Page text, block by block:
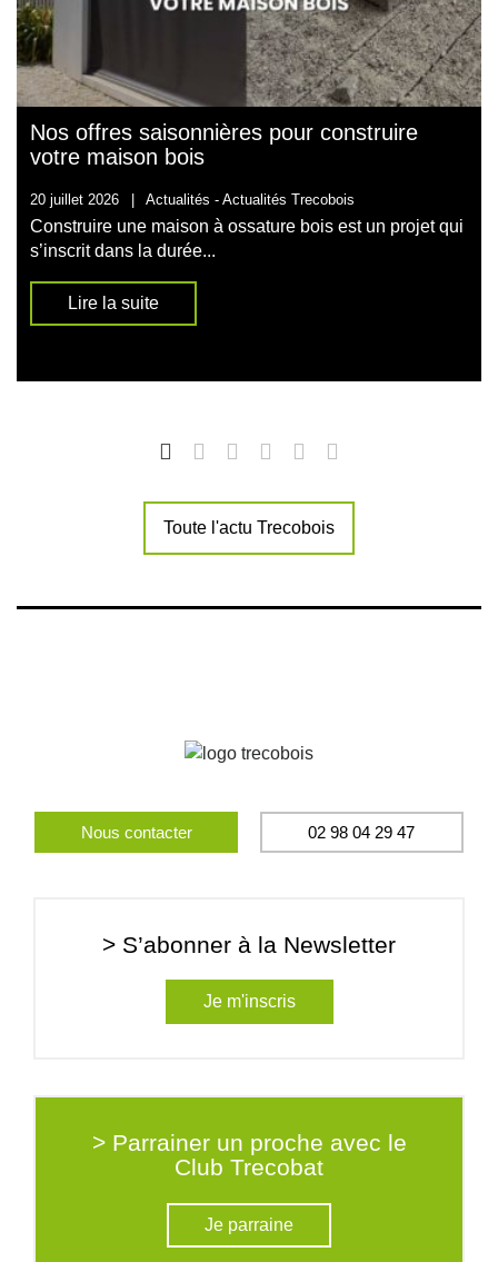
Nos offres saisonnières pour construire
votre maison bois
20 juillet 2026 | Actualités - Actualités Trecobois
Construire une maison à ossature bois est un projet qui
s’inscrit dans la durée...
Lire la suite
Toute l'actu Trecobois
Nous contacter 02 98 04 29 47
> S’abonner à la Newsletter
Je m'inscris
> Parrainer un proche avec le
Club Trecobat
Je parraine